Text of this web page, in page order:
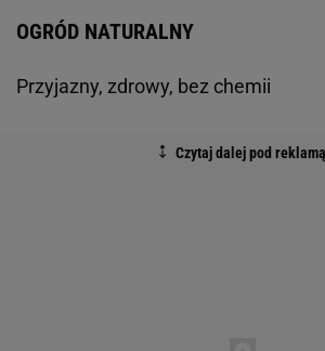
OGRÓD NATURALNY
Przyjazny, zdrowy, bez chemii